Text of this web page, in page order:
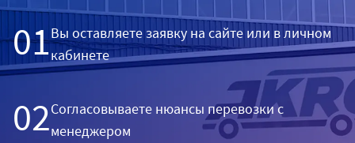
01Вы оставляете заявку на сайте или в личном
кабинете
02Согласовываете нюансы перевозки с
менеджером